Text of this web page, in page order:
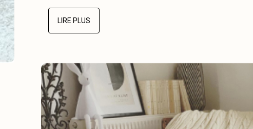
LIRE PLUS